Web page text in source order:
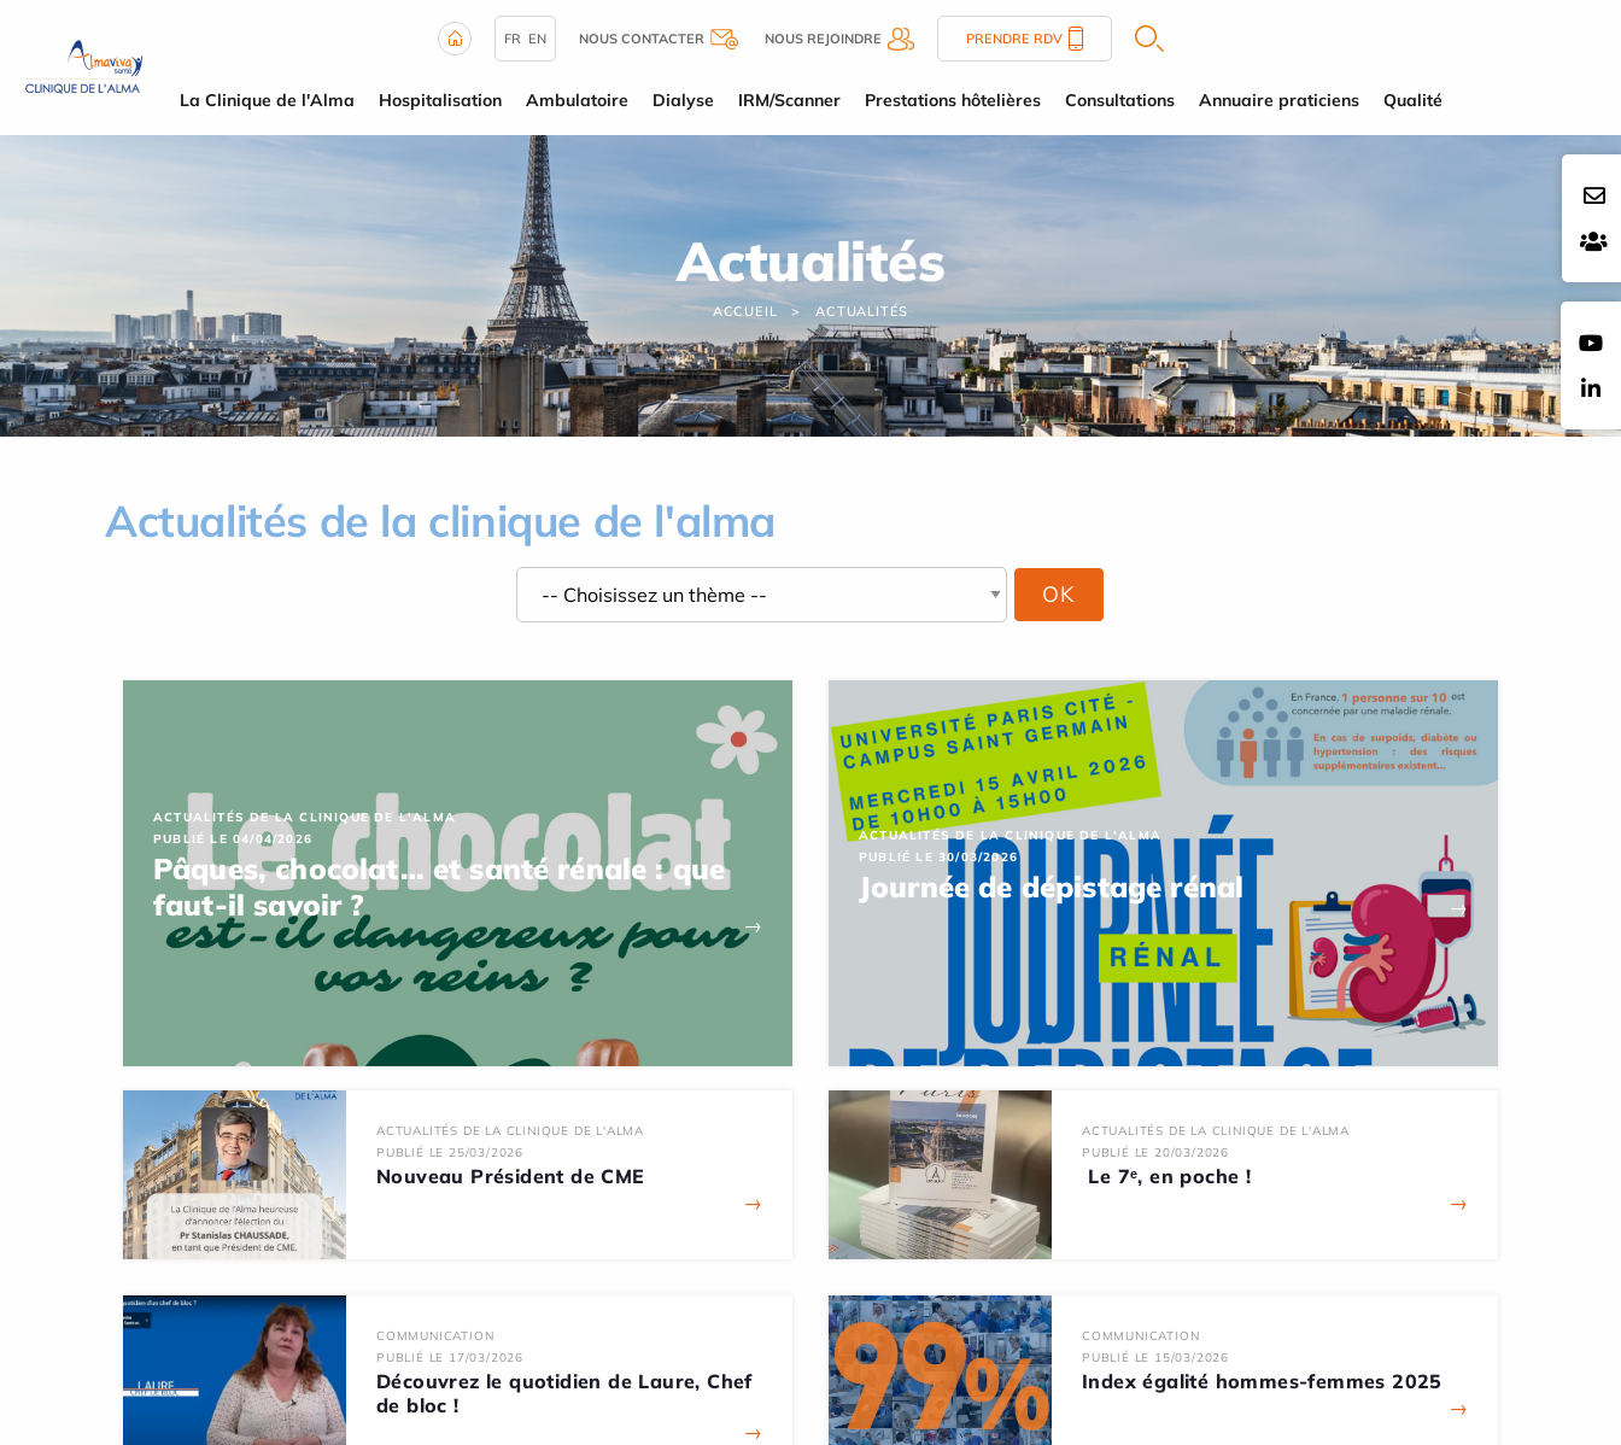
FR EN NOUS CONTACTER NOUS REJOINDRE PRENDRE RDV
La Clinique de l'Alma Hospitalisation Ambulatoire Dialyse IRM/Scanner Prestations hôtelières Consultations Annuaire praticiens Qualité
Actualités
ACCUEIL ACTUALITÉS
Actualités de la clinique de l'alma
ACTUALITÉS DE LA CLINIQUE DE L'ALMA
PUBLIÉ LE 04/04/2026
Pâques, chocolat… et santé rénale : que
faut-il savoir ?
→
ACTUALITÉS DE LA CLINIQUE DE L'ALMA
PUBLIÉ LE 30/03/2026
Journée de dépistage rénal
→
ACTUALITÉS DE LA CLINIQUE DE L'ALMA
PUBLIÉ LE 25/03/2026
Nouveau Président de CME
→
ACTUALITÉS DE LA CLINIQUE DE L'ALMA
PUBLIÉ LE 20/03/2026
Le 7ᵉ, en poche !
→
COMMUNICATION
PUBLIÉ LE 17/03/2026
Découvrez le quotidien de Laure, Chef
de bloc !
→
COMMUNICATION
PUBLIÉ LE 15/03/2026
Index égalité hommes-femmes 2025
→